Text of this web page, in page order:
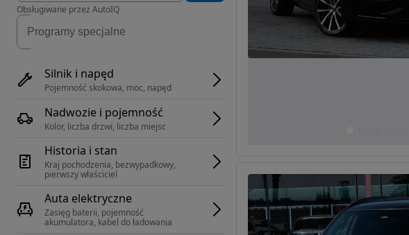
Obsługiwane przez AutoIQ
Silnik i napęd
Pojemność skokowa, moc, napęd
Nadwozie i pojemność
Kolor, liczba drzwi, liczba miejsc
Historia i stan
Kraj pochodzenia, bezwypadkowy,
pierwszy właściciel
Auta elektryczne
Zasięg baterii, pojemność
akumulatora, kabel do ładowania